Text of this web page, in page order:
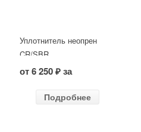
Уплотнитель неопрен
CR/SBR
от 6 250 ₽ за
Подробнее